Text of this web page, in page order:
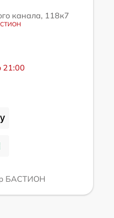
канала, 118к7
21:00
БАСТИОН